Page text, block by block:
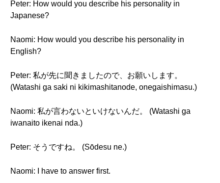
Peter: How would you describe his personality in
Japanese?
Naomi: How would you describe his personality in
English?
Peter: 私が先に聞きましたので、お願いします。
(Watashi ga saki ni kikimashitanode, onegaishimasu.)
Naomi: 私が言わないといけないんだ。 (Watashi ga
iwanaito ikenai nda.)
Peter: そうですね。 (Sōdesu ne.)
Naomi: I have to answer first.